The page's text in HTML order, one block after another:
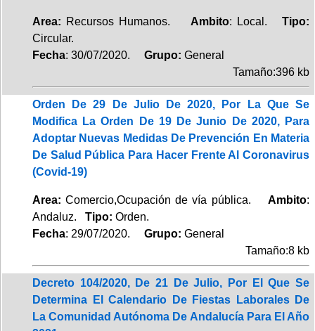
Area: Recursos Humanos. Ambito: Local.Tipo:
Circular.
Fecha: 30/07/2020. Grupo: General
Tamaño:396 kb
Orden De 29 De Julio De 2020, Por La Que Se
Modifica La Orden De 19 De Junio De 2020, Para
Adoptar Nuevas Medidas De Prevención En Materia
De Salud Pública Para Hacer Frente Al Coronavirus
(Covid-19)
Area: Comercio,Ocupación de vía pública. Ambito:
Andaluz. Tipo: Orden.
Fecha: 29/07/2020. Grupo: General
Tamaño:8 kb
Decreto 104/2020, De 21 De Julio, Por El Que Se
Determina El Calendario De Fiestas Laborales De
La Comunidad Autónoma De Andalucía Para El Año